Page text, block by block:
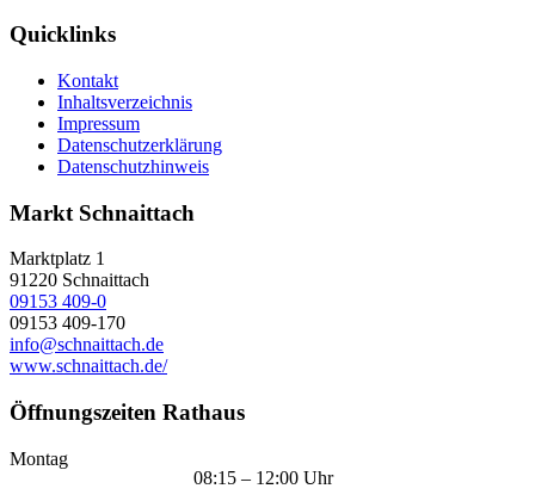
Quicklinks
Kontakt
Inhaltsverzeichnis
Impressum
Datenschutzerklärung
Datenschutzhinweis
Markt Schnaittach
Marktplatz 1
91220 Schnaittach
09153 409-0
09153 409-170
info@schnaittach.de
www.schnaittach.de/
Öffnungszeiten Rathaus
Montag
08:15 – 12:00 Uhr